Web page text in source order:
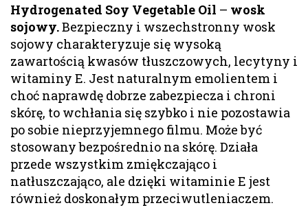
Hydrogenated Soy Vegetable Oil – wosk
sojowy.Bezpieczny i wszechstronny wosk
sojowy charakteryzuje się wysoką
zawartością kwasów tłuszczowych, lecytyny i
witaminy E. Jest naturalnym emolientem i
choć naprawdę dobrze zabezpiecza i chroni
skórę, to wchłania się szybko i nie pozostawia
po sobie nieprzyjemnego filmu. Może być
stosowany bezpośrednio na skórę. Działa
przede wszystkim zmiękczająco i
natłuszczająco, ale dzięki witaminie E jest
również doskonałym przeciwutleniaczem.